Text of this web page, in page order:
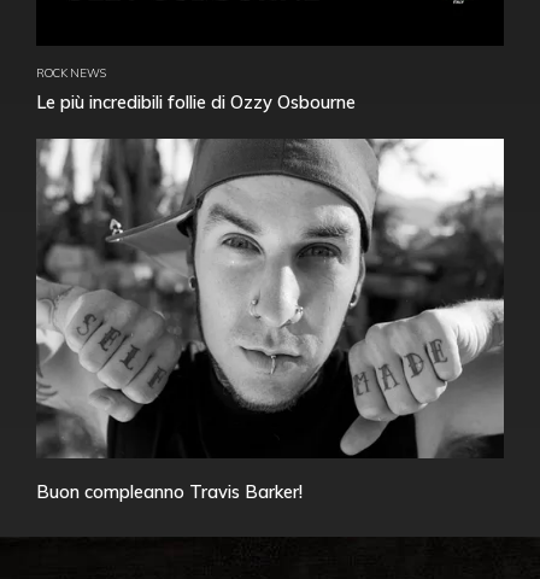
ROCK NEWS
Le più incredibili follie di Ozzy Osbourne
Buon compleanno Travis Barker!